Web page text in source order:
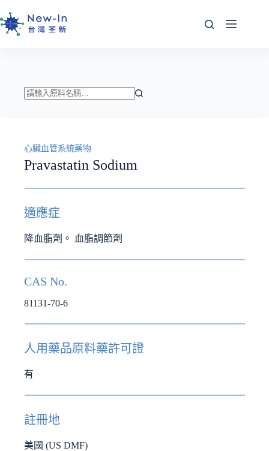
至
主
符
合
的
果
心臟血管系統藥物
Pravastatin Sodium
適應症
降血脂劑。 血脂調節劑
CAS No.
81131-70-6
人用藥品原料藥許可證
有
註冊地
美國 (US DMF)